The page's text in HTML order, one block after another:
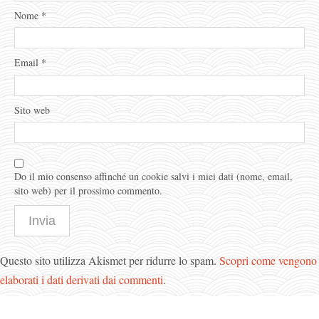
Nome *
Email *
Sito web
Do il mio consenso affinché un cookie salvi i miei dati (nome, email,
sito web) per il prossimo commento.
Questo sito utilizza Akismet per ridurre lo spam. Scopri come vengono
elaborati i dati derivati dai commenti.